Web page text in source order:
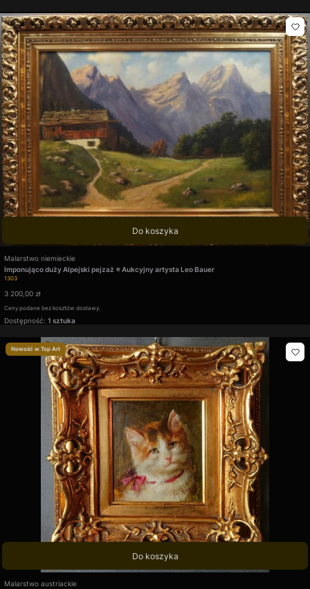
Do koszyka
Kod produktu
1303
Imponująco duży Alpejski pejzaż ⭐ Aukcyjny artysta Leo Bauer
Producent
Malarstwo niemieckie
Cena
3 200,00 zł
Ceny podane bez kosztów dostawy.
Dostępność: 1 sztuka
Nowość w Top Art
Do koszyka
Producent
Malarstwo austriackie